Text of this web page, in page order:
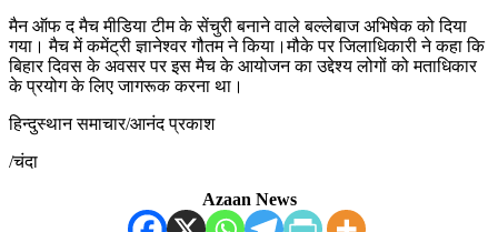
मैन ऑफ द मैच मीडिया टीम के सेंचुरी बनाने वाले बल्लेबाज अभिषेक को दिया
गया। मैच में कमेंट्री ज्ञानेश्वर गौतम ने किया।मौके पर जिलाधिकारी ने कहा कि
बिहार दिवस के अवसर पर इस मैच के आयोजन का उद्देश्य लोगों को मताधिकार
के प्रयोग के लिए जागरूक करना था।
हिन्दुस्थान समाचार/आनंद प्रकाश
/चंदा
Azaan News